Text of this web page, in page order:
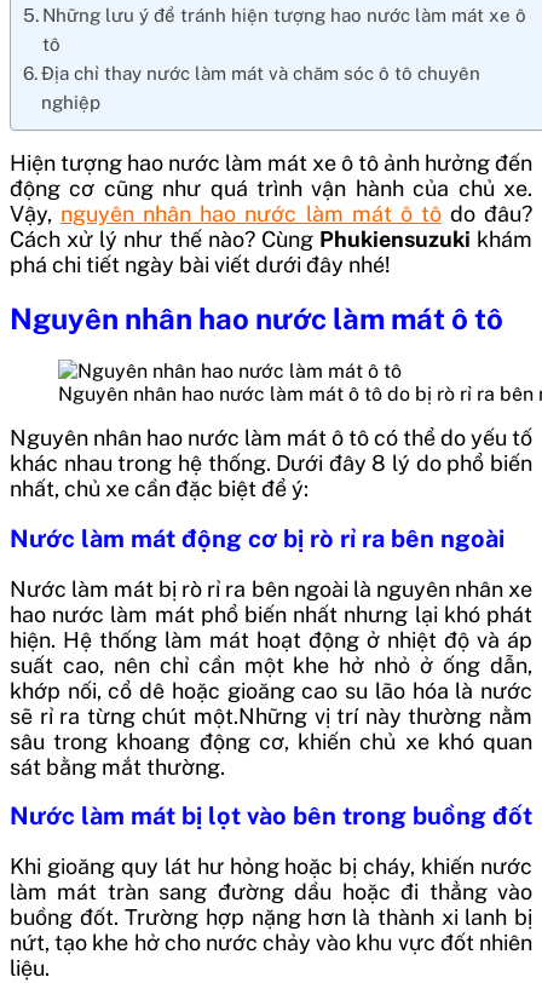
Những lưu ý để tránh hiện tượng hao nước làm mát xe ô
tô
Địa chỉ thay nước làm mát và chăm sóc ô tô chuyên
nghiệp
Hiện tượng hao nước làm mát xe ô tô ảnh hưởng đến
động cơ cũng như quá trình vận hành của chủ xe.
Vậy, nguyên nhân hao nước làm mát ô tôdo đâu?
Cách xử lý như thế nào? Cùng Phukiensuzuki khám
phá chi tiết ngày bài viết dưới đây nhé!
Nguyên nhân hao nước làm mát ô tô
Nguyên nhân hao nước làm mát ô tô do bị rò rỉ ra bên
Nguyên nhân hao nước làm mát ô tô có thể do yếu tố
khác nhau trong hệ thống. Dưới đây 8 lý do phổ biến
nhất, chủ xe cần đặc biệt để ý:
Nước làm mát động cơ bị rò rỉ ra bên ngoài
Nước làm mát bị rò rỉ ra bên ngoài là nguyên nhân xe
hao nước làm mát phổ biến nhất nhưng lại khó phát
hiện. Hệ thống làm mát hoạt động ở nhiệt độ và áp
suất cao, nên chỉ cần một khe hở nhỏ ở ống dẫn,
khớp nối, cổ dê hoặc gioăng cao su lão hóa là nước
sẽ rỉ ra từng chút một.Những vị trí này thường nằm
sâu trong khoang động cơ, khiến chủ xe khó quan
sát bằng mắt thường.
Nước làm mát bị lọt vào bên trong buồng đốt
Khi gioăng quy lát hư hỏng hoặc bị cháy, khiến nước
làm mát tràn sang đường dầu hoặc đi thẳng vào
buồng đốt. Trường hợp nặng hơn là thành xi lanh bị
nứt, tạo khe hở cho nước chảy vào khu vực đốt nhiên
liệu.